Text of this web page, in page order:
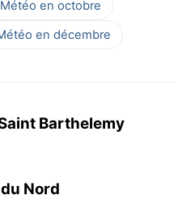
Météo en octobre
en décembre
Barthelemy
Nord